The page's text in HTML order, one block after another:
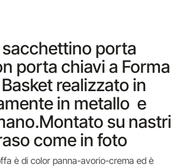
porta
porta chiavi a Forma
realizzato in
in metallo e
su nastri
come in foto
è di color panna-avorio-crema ed è